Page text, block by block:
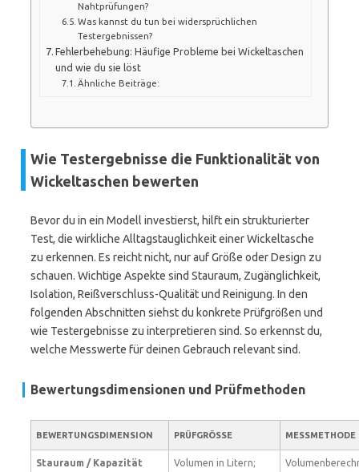
Nahtprüfungen?
Was kannst du tun bei widersprüchlichen
Testergebnissen?
Fehlerbehebung: Häufige Probleme bei Wickeltaschen
und wie du sie löst
Ähnliche Beiträge:
Wie Testergebnisse die Funktionalität von
Wickeltaschen bewerten
Bevor du in ein Modell investierst, hilft ein strukturierter
Test, die wirkliche Alltagstauglichkeit einer Wickeltasche
zu erkennen. Es reicht nicht, nur auf Größe oder Design zu
schauen. Wichtige Aspekte sind Stauraum, Zugänglichkeit,
Isolation, Reißverschluss-Qualität und Reinigung. In den
folgenden Abschnitten siehst du konkrete Prüfgrößen und
wie Testergebnisse zu interpretieren sind. So erkennst du,
welche Messwerte für deinen Gebrauch relevant sind.
Bewertungsdimensionen und Prüfmethoden
BEWERTUNGSDIMENSION PRÜFGRÖSSE MESSMETHODE
Stauraum / Kapazität
Volumen in Litern;